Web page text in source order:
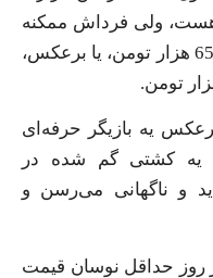
هست، ولی فرداش ممکنه
ببینی که جهش کرده و رسیده به 650 هزار تومن، یا برعکس،
یه بازیگر حرفه‌ای
یه کشتی گم‌ شده در
و ناگهانی می‌رسن و
روز حداقل نوسان قیمت